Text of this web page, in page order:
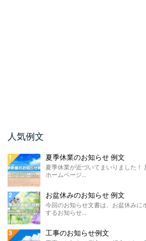
する販売休止のお
介です。 こちらに ...
ホームページや
知らせ例文のご紹
の低下による製 ...
価格改定のお
人気例文
夏季休業のお知らせ 例文
夏季休業が近づいてまいりました！
ホームページ...
お盆休みのお知らせ 例文
今回のお知らせ文書は、お盆休みに
するお知らせ...
工事のお知らせ例文